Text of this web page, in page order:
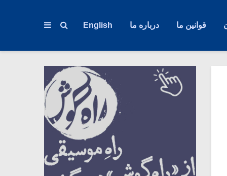
قوانین ما درباره ما English